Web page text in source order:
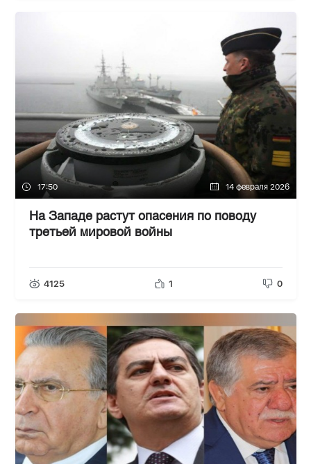
17:50 14 февраля 2026
На Западе растут опасения по поводу
третьей мировой войны
4125 1 0